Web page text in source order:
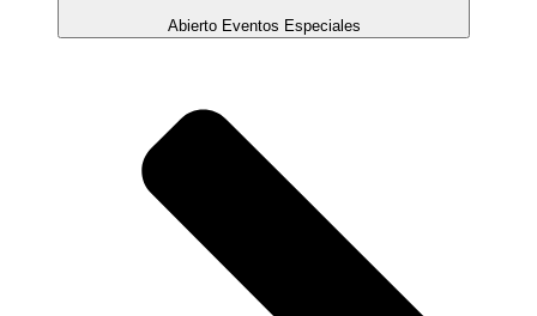
Abierto Eventos Especiales